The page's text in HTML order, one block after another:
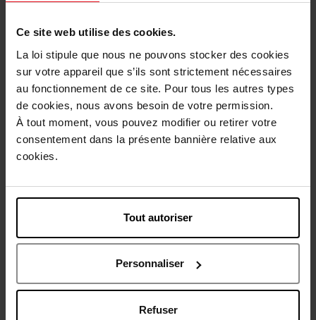
Ce site web utilise des cookies.
La loi stipule que nous ne pouvons stocker des cookies
sur votre appareil que s’ils sont strictement nécessaires
au fonctionnement de ce site. Pour tous les autres types
de cookies, nous avons besoin de votre permission.
À tout moment, vous pouvez modifier ou retirer votre
consentement dans la présente bannière relative aux
cookies.
Tout autoriser
Personnaliser
Refuser
Coffret
20,90 € Ajouter
Coffret
20,90 € Ajouter